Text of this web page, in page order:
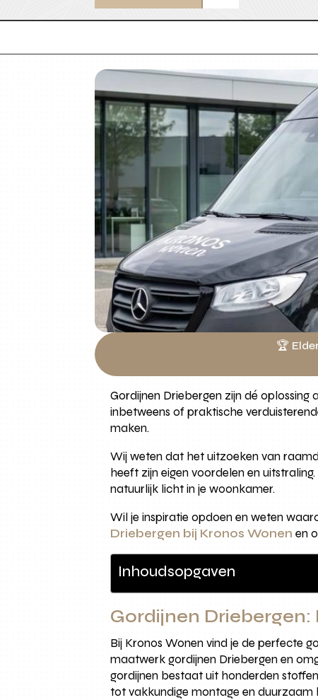
🏆
Gordijnen Driebergen zijn dé oplossing
inbetweens of praktische
maken.
Wij weten dat het uitzoeken van
heeft zijn eigen voordelen en
natuurlijk licht in je woonkamer.
Wil je inspiratie opdoen en weten
Driebergen bij Kronos Wonen en
Inhoudsopgaven
Gordijnen
Bij Kronos Wonen vind je de perfecte
maatwerk gordijnen Driebergen en
gordijnen bestaat uit honderden
tot vakkundige montage en duurzaam